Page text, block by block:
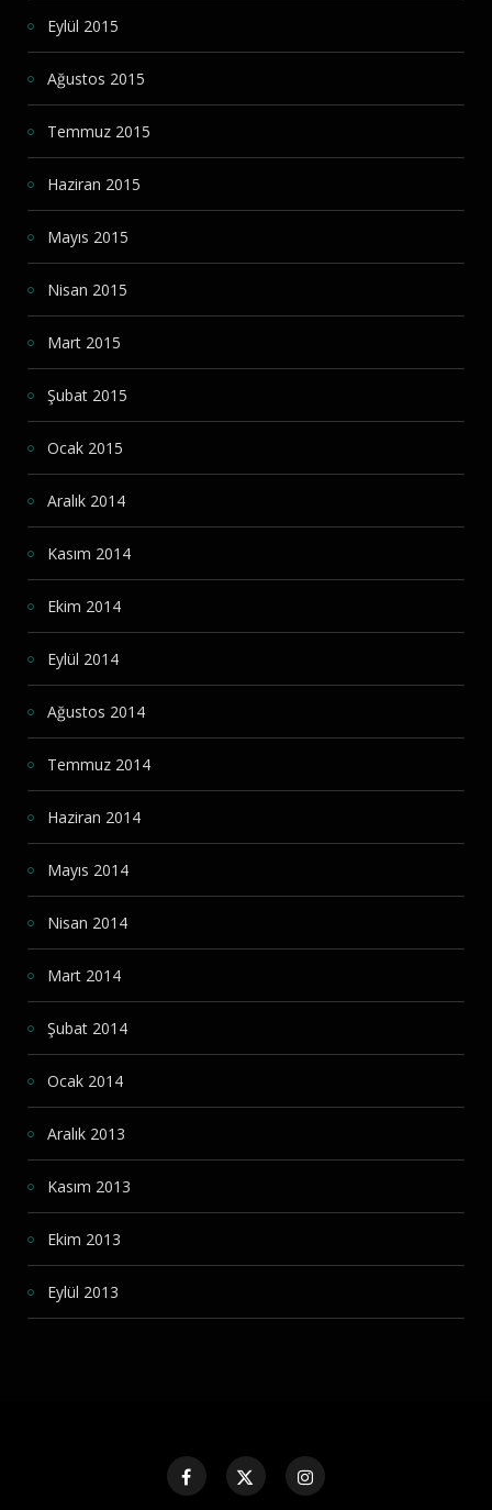
Eylül 2015
Ağustos 2015
Temmuz 2015
Haziran 2015
Mayıs 2015
Nisan 2015
Mart 2015
Şubat 2015
Ocak 2015
Aralık 2014
Kasım 2014
Ekim 2014
Eylül 2014
Ağustos 2014
Temmuz 2014
Haziran 2014
Mayıs 2014
Nisan 2014
Mart 2014
Şubat 2014
Ocak 2014
Aralık 2013
Kasım 2013
Ekim 2013
Eylül 2013